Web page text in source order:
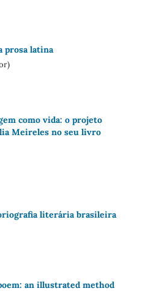
prosa latina
como vida: o projeto
Meireles no seu livro
literária brasileira
an illustrated method